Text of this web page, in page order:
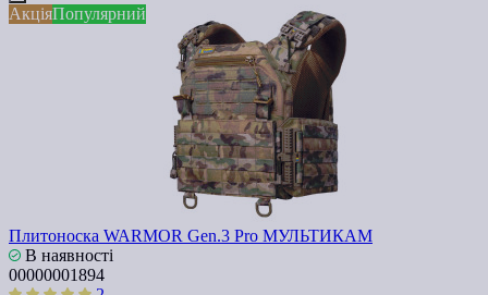
АкціяПопулярний
Плитоноска WARMOR Gen.3 Pro МУЛЬТИКАМ
В наявності
00000001894